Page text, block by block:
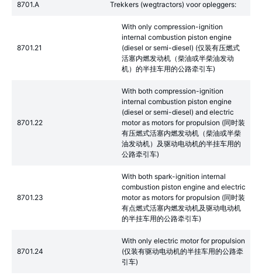
8701.A Trekkers (wegtractors) voor opleggers:
8701.21
With only compression-ignition
internal combustion piston engine
(diesel or semi-diesel) (仅装有压燃式
活塞内燃发动机（柴油或半柴油发动
机）的半挂车用的公路牵引车)
8701.22
With both compression-ignition
internal combustion piston engine
(diesel or semi-diesel) and electric
motor as motors for propulsion (同时装
有压燃式活塞内燃发动机（柴油或半柴
油发动机）及驱动电动机的半挂车用的
公路牵引车)
8701.23
With both spark-ignition internal
combustion piston engine and electric
motor as motors for propulsion (同时装
有点燃式活塞内燃发动机及驱动电动机
的半挂车用的公路牵引车)
8701.24
With only electric motor for propulsion
(仅装有驱动电动机的半挂车用的公路牵
引车)